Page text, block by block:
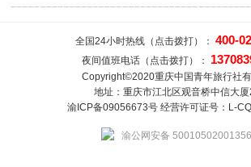
全国24小时热线（点击拨打）： 400-
夜间值班电话（点击拨打）：
Copyright©2020重庆中国青年旅行社
地址：重庆市江北区观音桥中信大
渝ICP备09056673号 经营许可证号：L-
渝公网安备